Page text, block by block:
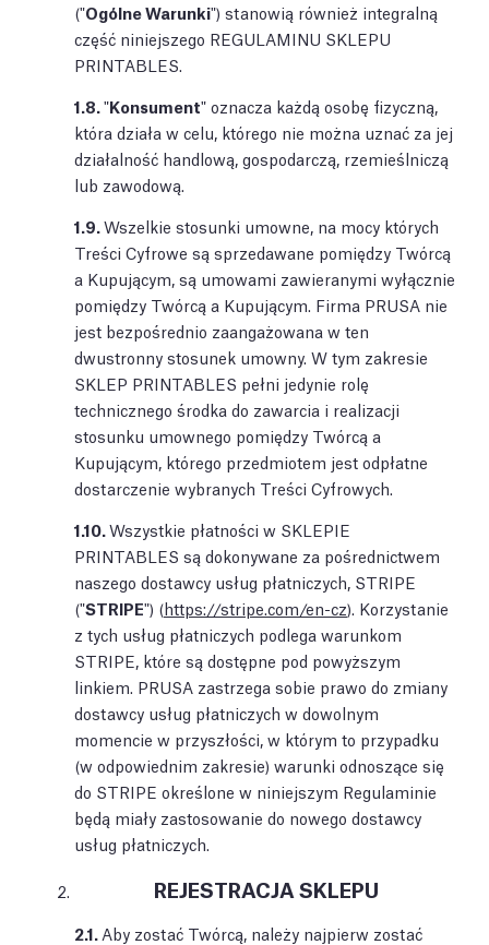
("Ogólne Warunki") stanowią również integralną
część niniejszego REGULAMINU SKLEPU
PRINTABLES.
1.8."Konsument" oznacza każdą osobę fizyczną,
która działa w celu, którego nie można uznać za jej
działalność handlową, gospodarczą, rzemieślniczą
lub zawodową.
1.9.Wszelkie stosunki umowne, na mocy których
Treści Cyfrowe są sprzedawane pomiędzy Twórcą
a Kupującym, są umowami zawieranymi wyłącznie
pomiędzy Twórcą a Kupującym. Firma PRUSA nie
jest bezpośrednio zaangażowana w ten
dwustronny stosunek umowny. W tym zakresie
SKLEP PRINTABLES pełni jedynie rolę
technicznego środka do zawarcia i realizacji
stosunku umownego pomiędzy Twórcą a
Kupującym, którego przedmiotem jest odpłatne
dostarczenie wybranych Treści Cyfrowych.
1.10.Wszystkie płatności w SKLEPIE
PRINTABLES są dokonywane za pośrednictwem
naszego dostawcy usług płatniczych, STRIPE
("STRIPE") (https://stripe.com/en-cz). Korzystanie
z tych usług płatniczych podlega warunkom
STRIPE, które są dostępne pod powyższym
linkiem. PRUSA zastrzega sobie prawo do zmiany
dostawcy usług płatniczych w dowolnym
momencie w przyszłości, w którym to przypadku
(w odpowiednim zakresie) warunki odnoszące się
do STRIPE określone w niniejszym Regulaminie
będą miały zastosowanie do nowego dostawcy
usług płatniczych.
REJESTRACJA SKLEPU
2.1. Aby zostać Twórcą, należy najpierw zostać